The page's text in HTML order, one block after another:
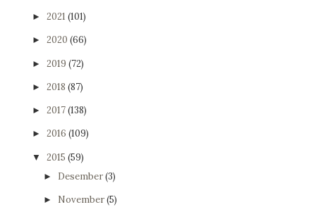
► 2021 (101)
► 2020 (66)
► 2019 (72)
► 2018 (87)
► 2017(138)
► 2016 (109)
▼ 2015 (59)
► Desember(3)
► November(5)